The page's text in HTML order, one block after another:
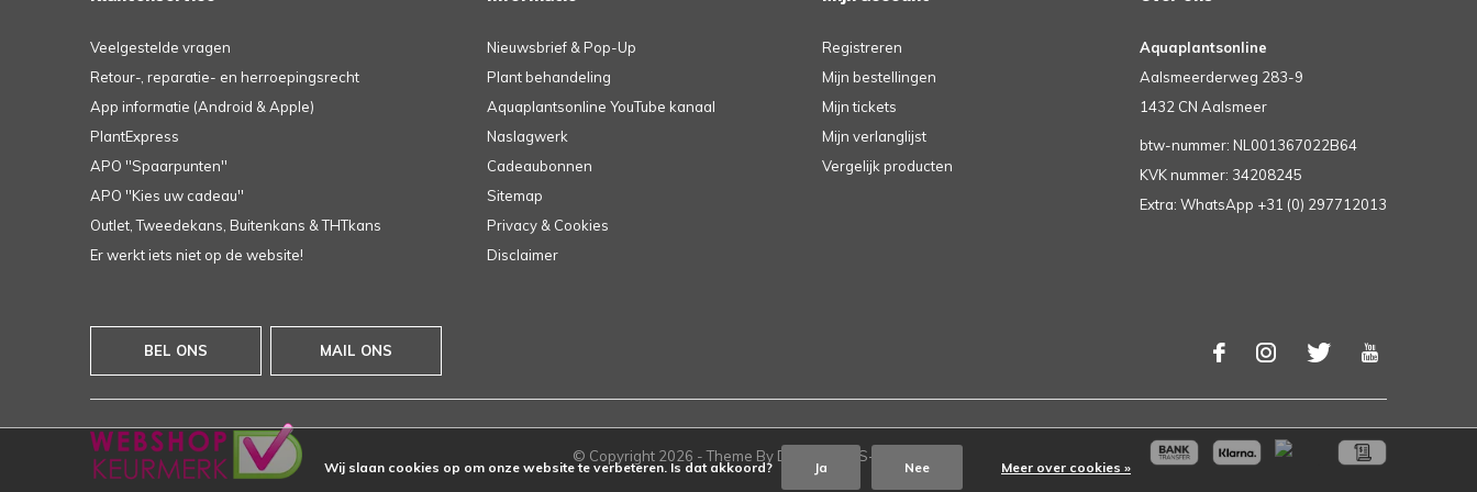
Veelgestelde vragen
Retour-, reparatie- en herroepingsrecht
App informatie (Android & Apple)
PlantExpress
APO ''Spaarpunten''
APO ''Kies uw cadeau''
Outlet, Tweedekans, Buitenkans & THTkans
Er werkt iets niet op de website!
Nieuwsbrief & Pop-Up
Plant behandeling
Aquaplantsonline YouTube kanaal
Naslagwerk
Cadeaubonnen
Sitemap
Privacy & Cookies
Disclaimer
Registreren
Mijn bestellingen
Mijn tickets
Mijn verlanglijst
Vergelijk producten
Aquaplantsonline
Aalsmeerderweg 283-9
1432 CN Aalsmeer
btw-nummer: NL001367022B64
KVK nummer: 34208245
Extra: WhatsApp +31 (0) 297712013
BEL ONS MAIL ONS
© Copyright 2026 - Theme By DMWS RSS-feed
Wij slaan cookies op om onze website te verbeteren. Is dat akkoord? Ja Nee Meer over cookies »